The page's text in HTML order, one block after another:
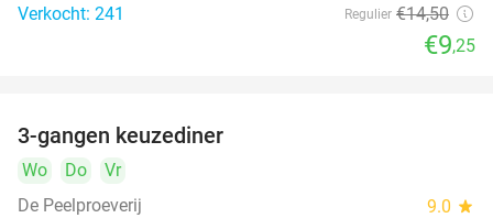
Verkocht: 241 Regulier €14,50
€9,25
3-gangen keuzediner
Wo Do
Vr
De Peelproeverij
9.0 star